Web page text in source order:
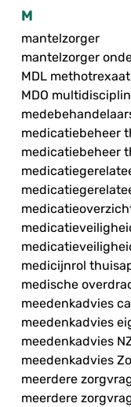
M
mantelzorger
mantelzorger
MDL methotrexaat
MDO
medicatiebeheer
medicatiebeheer
medicijnrol
medische
meedenkadvies
meedenkadvies
meedenkadvies
meedenkadvies
meerdere
meerdere